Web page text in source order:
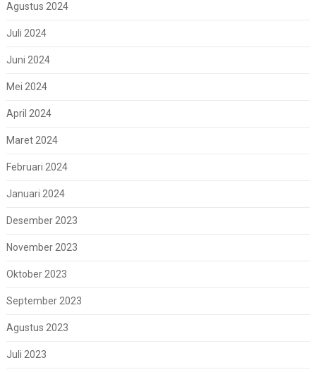
Agustus 2024
Juli 2024
Juni 2024
Mei 2024
April 2024
Maret 2024
Februari 2024
Januari 2024
Desember 2023
November 2023
Oktober 2023
September 2023
Agustus 2023
Juli 2023